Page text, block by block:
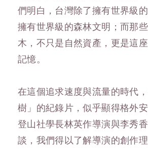
們明白，台灣除了擁有世界級
擁有世界級的森林文明；而那
木，不只是自然資產，更是這
記憶。
在這個追求速度與流量的時代
樹」的紀錄片，似乎顯得格外
登山社學長林英作導演與李秀
談，我們得以了解導演的創作